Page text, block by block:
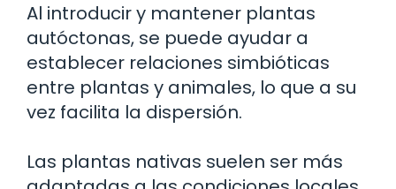
Al introducir y mantener plantas
autóctonas, se puede ayudar a
establecer relaciones simbióticas
entre plantas y animales, lo que a su
vez facilita la dispersión.
Las plantas nativas suelen ser más